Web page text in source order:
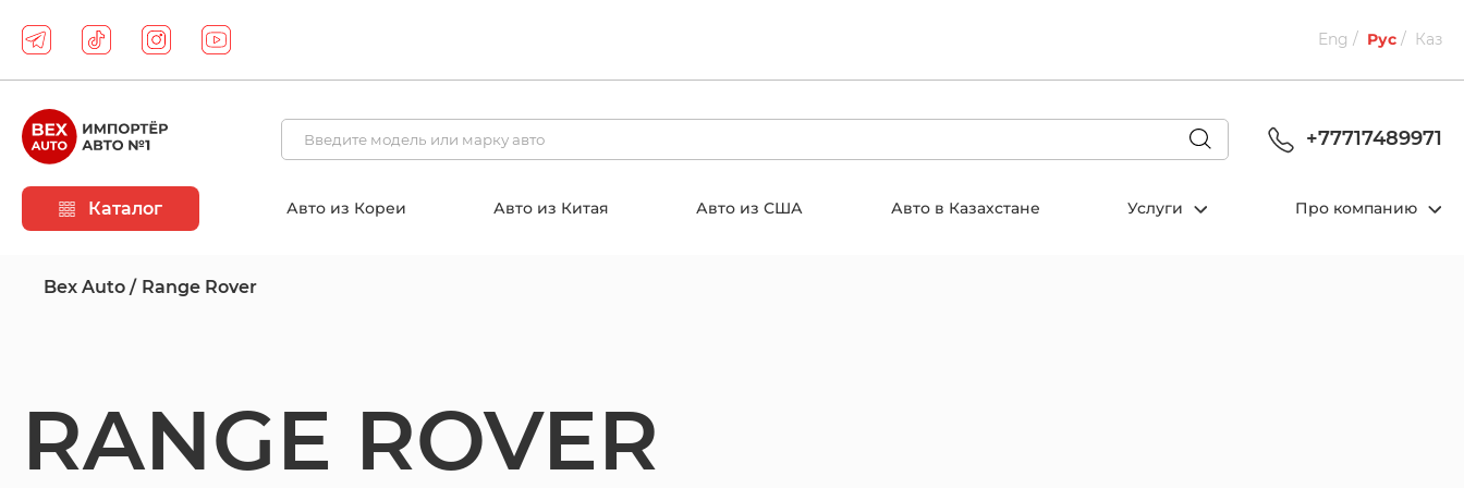
Eng Рус Каз
+77717489971
Каталог Авто из Кореи Авто из Китая Авто из США Авто в Казахстане Услуги Про компанию
Bex Auto Range Rover
RANGE ROVER